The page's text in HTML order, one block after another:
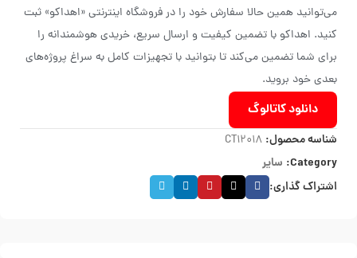
می‌توانید همین حالا سفارش خود را در فروشگاه اینترنتی «اهداکو» ثبت
کنید. اهداکو با تضمین کیفیت و ارسال سریع، خریدی هوشمندانه را
برای شما تضمین می‌کند تا بتوانید با تجهیزات کامل به سراغ پروژه‌های
بعدی خود بروید.
دانلود کاتالوگ
شناسه محصول: CT12018
Category: سایر
اشتراک گذاری: